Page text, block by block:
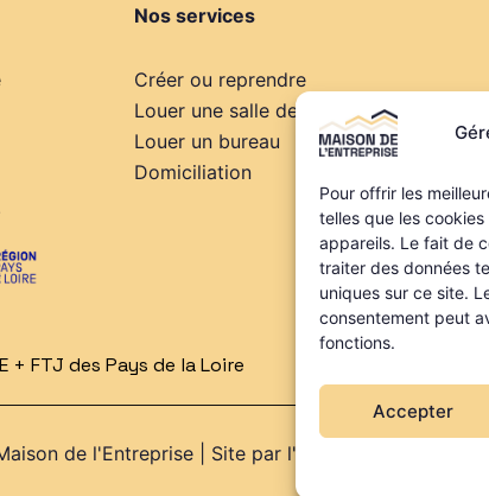
Pour offrir les
telles que les
appareils. Le fait de
traiter des données
uniques sur ce site.
consentement peut
fonctions.
Accepter
Nos services
Créer ou reprendre
Louer une salle de réunion
Louer un bureau
Domiciliation
+ FTJ des Pays de la Loire
de l'Entreprise | Site par l'